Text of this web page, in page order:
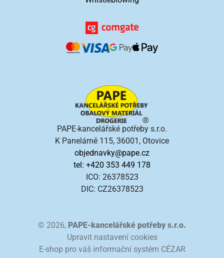
PAPE-kancelářské potřeby s.r.o.
K Panelárně 115, 36001, Otovice
objednavky@pape.cz
tel: +420 353 449 178
ICO: 26378523
DIC: CZ26378523
© 2026, PAPE-kancelářské potřeby s.r.o.
Upravit nastavení cookies
E-shop pro váš informační systém CÉZAR